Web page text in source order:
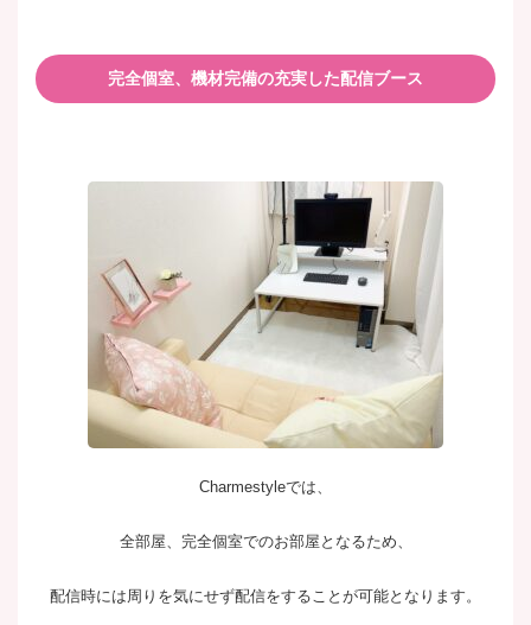
完全個室、機材完備の充実した配信ブース
Charmestyleでは、
全部屋、完全個室でのお部屋となるため、
配信時には周りを気にせず配信をすることが可能となります。